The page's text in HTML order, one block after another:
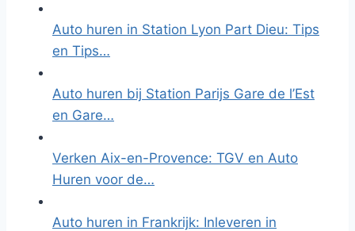
Auto huren in Station Lyon Part Dieu: Tips
en Tips…
Auto huren bij Station Parijs Gare de l’Est
en Gare…
Verken Aix-en-Provence: TGV en Auto
Huren voor de…
Auto huren in Frankrijk: Inleveren in